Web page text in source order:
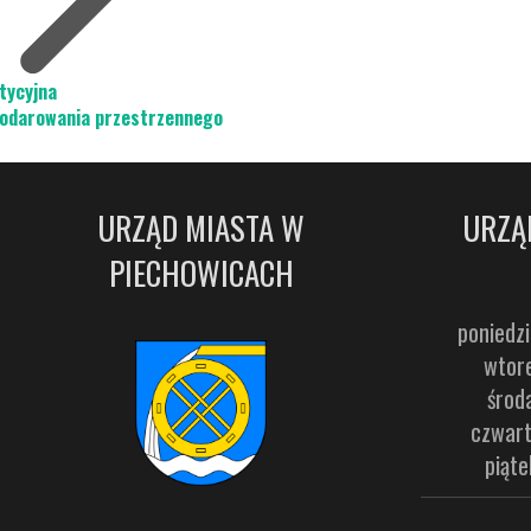
URZĄD MIASTA W
PIECHOWICACH
przestrzennego